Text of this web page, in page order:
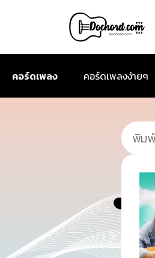
คอร์ดเพลง คอร์ดเพลงง่ายๆ